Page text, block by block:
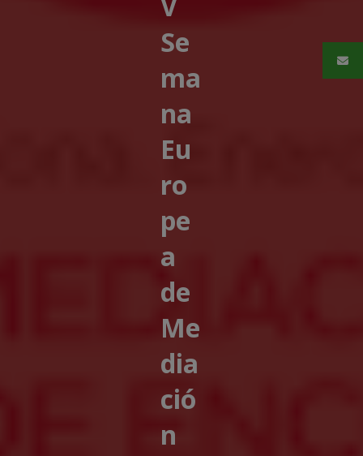
Se
ma
na
Eu
ro
pe
a
de
Me
dia
ció
n